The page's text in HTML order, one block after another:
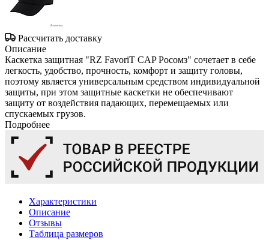
Рассчитать доставку
Описание
Каскетка защитная "RZ FavoriT CAP Росомз" сочетает в себе
легкость, удобство, прочность, комфорт и защиту головы,
поэтому является универсальным средством индивидуальной
защиты, при этом защитные каскетки не обеспечивают
защиту от воздействия падающих, перемещаемых или
спускаемых грузов.
Подробнее
Характеристики
Описание
Отзывы
Таблица размеров